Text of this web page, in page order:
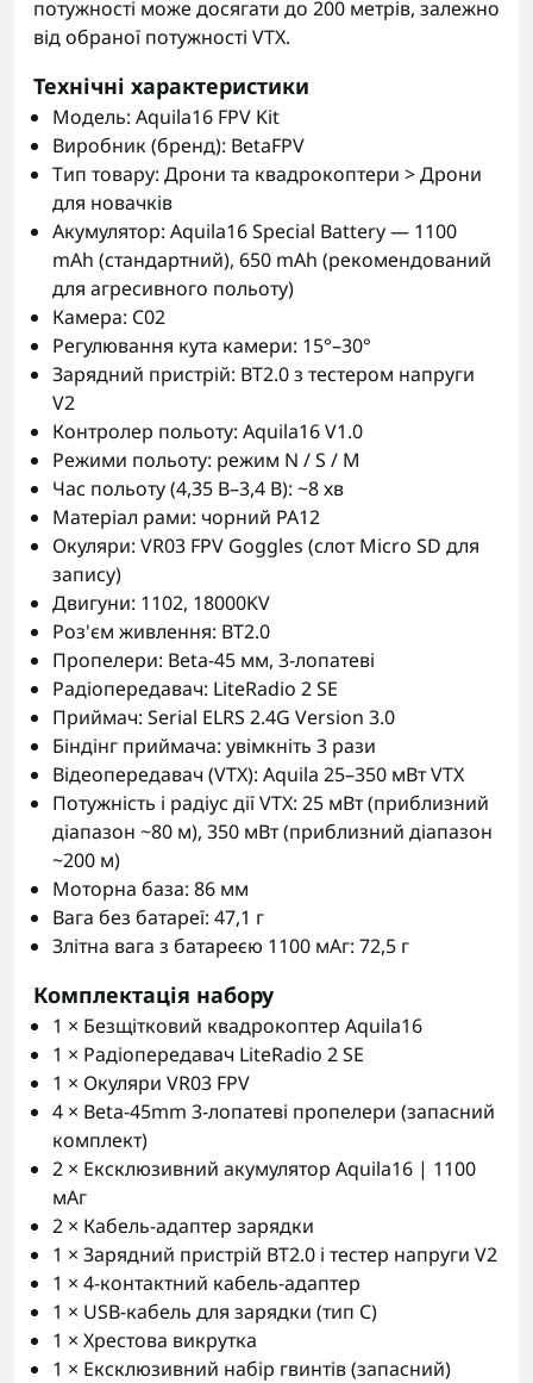
потужності може досягати до 200 метрів, залежно
від обраної потужності VTX.
Технічні характеристики
Модель: Aquila16 FPV Kit
Виробник (бренд): BetaFPV
Тип товару: Дрони та квадрокоптери > Дрони
для новачків
Акумулятор: Aquila16 Special Battery — 1100
mAh (стандартний), 650 mAh (рекомендований
для агресивного польоту)
Камера: C02
Регулювання кута камери: 15°–30°
Зарядний пристрій: BT2.0 з тестером напруги
V2
Контролер польоту: Aquila16 V1.0
Режими польоту: режим N / S / M
Час польоту (4,35 В–3,4 В): ~8 хв
Матеріал рами: чорний PA12
Окуляри: VR03 FPV Goggles (слот Micro SD для
запису)
Двигуни: 1102, 18000KV
Роз'єм живлення: BT2.0
Пропелери: Beta-45 мм, 3-лопатеві
Радіопередавач: LiteRadio 2 SE
Приймач: Serial ELRS 2.4G Version 3.0
Біндінг приймача: увімкніть 3 рази
Відеопередавач (VTX): Aquila 25–350 мВт VTX
Потужність і радіус дії VTX: 25 мВт (приблизний
діапазон ~80 м), 350 мВт (приблизний діапазон
~200 м)
Моторна база: 86 мм
Вага без батареї: 47,1 г
Злітна вага з батареєю 1100 мАг: 72,5 г
Комплектація набору
1 × Безщітковий квадрокоптер Aquila16
1 × Радіопередавач LiteRadio 2 SE
1 × Окуляри VR03 FPV
4 × Beta-45mm 3-лопатеві пропелери (запасний
комплект)
2 × Ексклюзивний акумулятор Aquila16 | 1100
мАг
2 × Кабель-адаптер зарядки
1 × Зарядний пристрій BT2.0 і тестер напруги V2
1 × 4-контактний кабель-адаптер
1 × USB-кабель для зарядки (тип C)
1 × Хрестова викрутка
1 × Ексклюзивний набір гвинтів (запасний)